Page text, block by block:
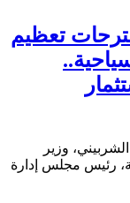
تعظيم
وزير
رئيس مجلس إدارة